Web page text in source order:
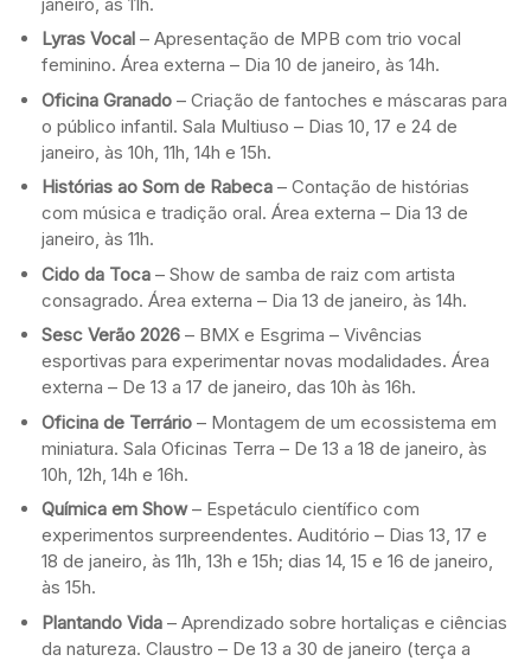
Lyras Vocal – Apresentação de MPB com trio vocal
feminino. Área externa – Dia 10 de janeiro, às 14h.
Oficina Granado – Criação de fantoches e máscaras para
o público infantil. Sala Multiuso – Dias 10, 17 e 24 de
janeiro, às 10h, 11h, 14h e 15h.
Histórias ao Som de Rabeca – Contação de histórias
com música e tradição oral. Área externa – Dia 13 de
janeiro, às 11h.
Cido da Toca – Show de samba de raiz com artista
consagrado. Área externa – Dia 13 de janeiro, às 14h.
Sesc Verão 2026 – BMX e Esgrima – Vivências
esportivas para experimentar novas modalidades. Área
externa – De 13 a 17 de janeiro, das 10h às 16h.
Oficina de Terrário – Montagem de um ecossistema em
miniatura. Sala Oficinas Terra – De 13 a 18 de janeiro, às
10h, 12h, 14h e 16h.
Química em Show– Espetáculo científico com
experimentos surpreendentes. Auditório – Dias 13, 17 e
18 de janeiro, às 11h, 13h e 15h; dias 14, 15 e 16 de janeiro,
às 15h.
Plantando Vida – Aprendizado sobre hortaliças e ciências
da natureza. Claustro – De 13 a 30 de janeiro (terça a